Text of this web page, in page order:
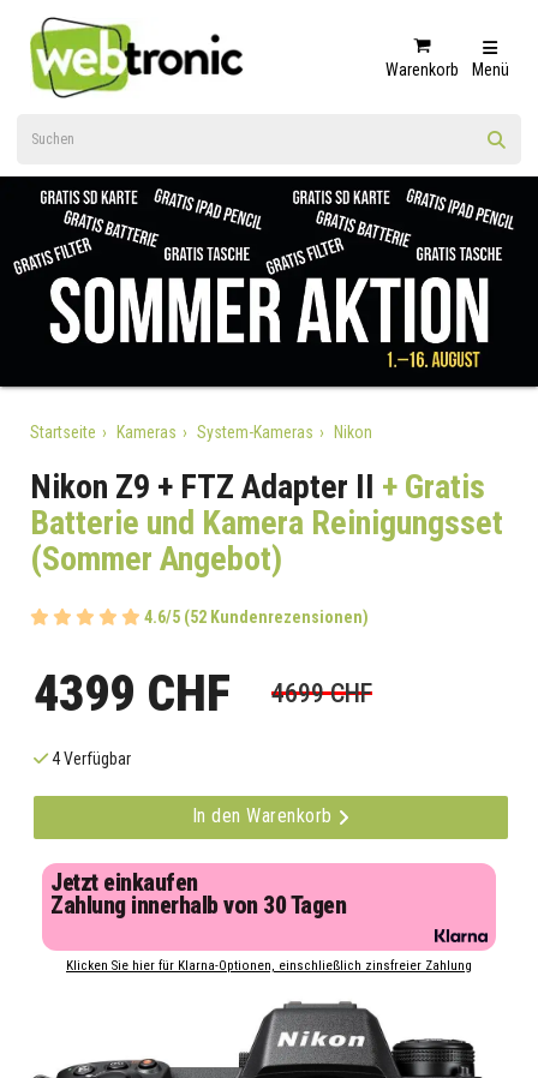
Warenkorb Menü
Startseite Kameras System-Kameras Nikon
Nikon Z9 + FTZ Adapter II + Gratis
Batterie und Kamera Reinigungsset
(Sommer Angebot)
4.6/5 (52 Kundenrezensionen)
4399 CHF 4699 CHF
4 Verfügbar
In den Warenkorb
Jetzt einkaufen
Zahlung innerhalb von 30 Tagen
Klicken Sie hier für Klarna-Optionen, einschließlich zinsfreier Zahlung